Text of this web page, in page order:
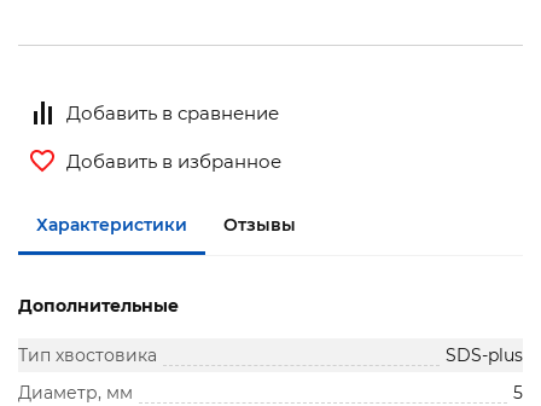
Добавить в сравнение
Добавить в избранное
Характеристики Отзывы
Дополнительные
Тип хвостовика
SDS-plus
Диаметр, мм
5